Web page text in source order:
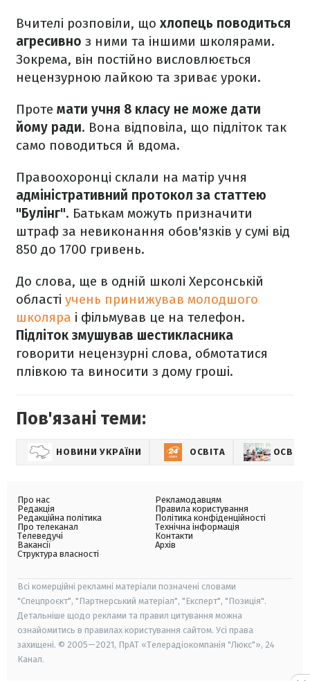
Вчителі розповіли, що хлопець поводиться
агресивно з ними та іншими школярами.
Зокрема, він постійно висловлюється
нецензурною лайкою та зриває уроки.
Проте мати учня 8 класу не може дати
йому ради. Вона відповіла, що підліток так
само поводиться й вдома.
Правоохоронці склали на матір учня
адміністративний протокол за статтею
"Булінг". Батькам можуть призначити
штраф за невиконання обов'язків у сумі від
850 до 1700 гривень.
До слова, ще в одній школі Херсонській
області учень принижував молодшого
школяра і фільмував це на телефон.
Підліток змушував шестикласника
говорити нецензурні слова, обмотатися
плівкою та виносити з дому гроші.
Пов'язані теми:
НОВИНИ УКРАЇНИ ОСВІТА
Про нас
Редакція
Редакційна політика
Про телеканал
Телеведучі
Вакансії
Структура власності
Рекламодавцям
Правила користування
Політика конфіденційності
Технічна інформація
Контакти
Архів
Всі комерційні рекламні матеріали позначені словами
"Спецпроєкт", "Партнерський матеріал", "Експерт", "Позиція".
Детальніше щодо реклами та правил цитування можна
ознайомитись в правилах користування сайтом. Усі права
захищені. © 2005—2021, ПрАТ «Телерадіокомпанія "Люкс"», 24
Канал.